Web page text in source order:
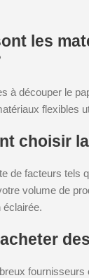
les
à découper le
flexibles
choisir
de facteurs tels
volume de
éclairée.
fournisseurs